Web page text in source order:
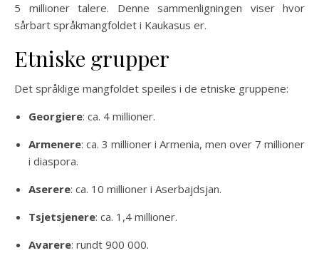
5 millioner talere. Denne sammenligningen viser hvor
sårbart språkmangfoldet i Kaukasus er.
Etniske grupper
Det språklige mangfoldet speiles i de etniske gruppene:
Georgiere: ca. 4 millioner.
Armenere: ca. 3 millioner i Armenia, men over 7 millioner
i diaspora.
Aserere: ca. 10 millioner i Aserbajdsjan.
Tsjetsjenere: ca. 1,4 millioner.
Avarere: rundt 900 000.